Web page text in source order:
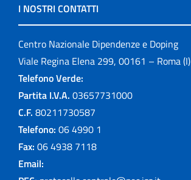
I NOSTRI CONTATTI
Centro Nazionale Dipendenze e Doping
Viale Regina Elena 299, 00161 – Roma (I)
Telefono Verde:
Partita I.V.A. 03657731000
C.F. 80211730587
Telefono: 06 4990 1
Fax: 06 4938 7118
Email: